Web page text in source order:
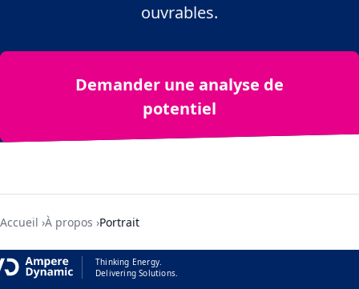
Für die europaweit grösste Hightech-
Hugelshofer Gruppe.
ouvrables.
Demander une analyse de
potentiel
Accueil À propos Portrait
Thinking Energy.
Delivering Solutions.